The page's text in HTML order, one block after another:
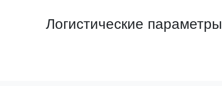
Логистические параметры